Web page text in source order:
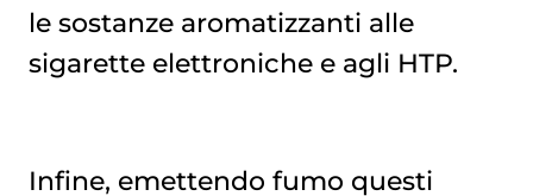
le sostanze aromatizzanti alle
sigarette elettroniche e agli HTP.
Infine, emettendo fumo questi